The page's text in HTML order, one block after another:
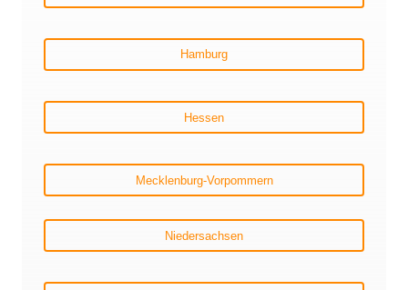
Hamburg
Hessen
Mecklenburg-Vorpommern
Niedersachsen